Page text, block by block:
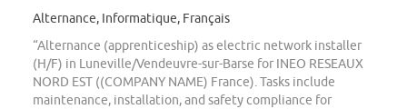
Alternance, Informatique, Français
“Alternance (apprenticeship) as electric network installer
(H/F) in Luneville/Vendeuvre-sur-Barse for INEO RESEAUX
NORD EST ((COMPANY NAME) France). Tasks include
maintenance, installation, and safety compliance for